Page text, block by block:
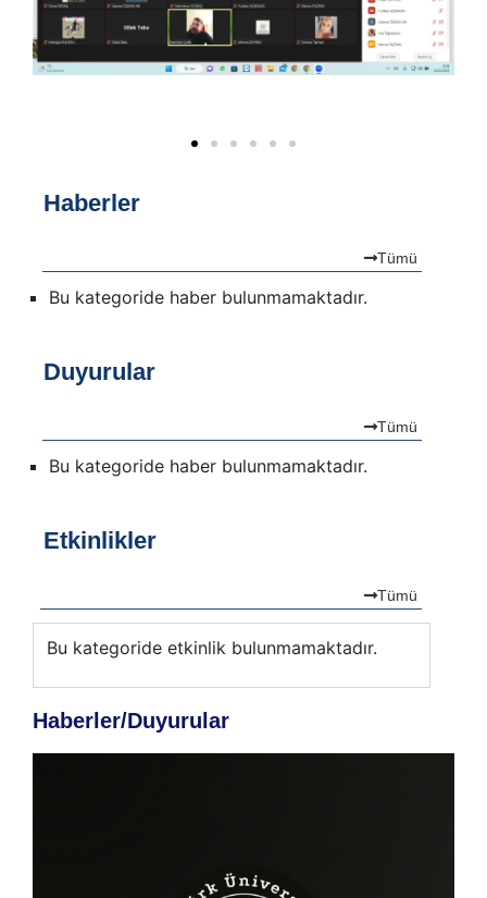
Haberler
Tümü
Bu kategoride haber bulunmamaktadır.
Duyurular
Tümü
Bu kategoride haber bulunmamaktadır.
Etkinlikler
Tümü
Bu kategoride etkinlik bulunmamaktadır.
Haberler/Duyurular